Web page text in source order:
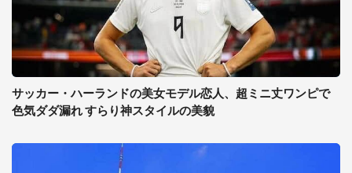
サッカー・ハーランドの美女モデル恋人、超ミニ丈ワンピで
色気ダダ漏れ すらり神スタイルの美貌